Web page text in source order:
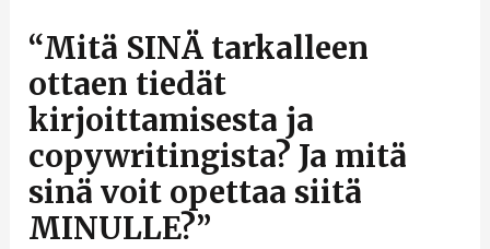
“Mitä SINÄ tarkalleen
ottaen tiedät
kirjoittamisesta ja
copywritingista? Ja mitä
sinä voit opettaa siitä
MINULLE?”